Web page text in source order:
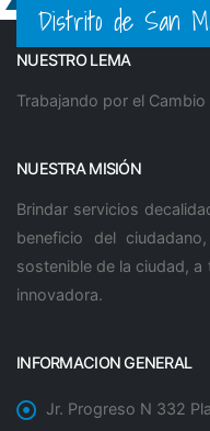
Distrito de San
NUESTRO LEMA
Trabajando por el Cambio
NUESTRA MISIÓN
Brindar servicios
beneficio del
sostenible de la ciudad,
innovadora.
INFORMACION GENERAL
Jr. Progreso N 332